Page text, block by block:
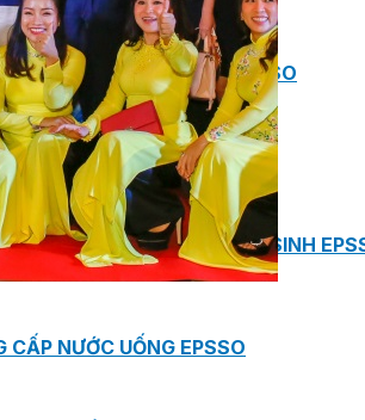
NGANG RỜI TRỤC DSV EPSSO
THOÁT NƯỚC EPSSO
BƠM NÂNG NƯỚC THẢI VỆ SINH
CẤP NƯỚC UỐNG EPSSO